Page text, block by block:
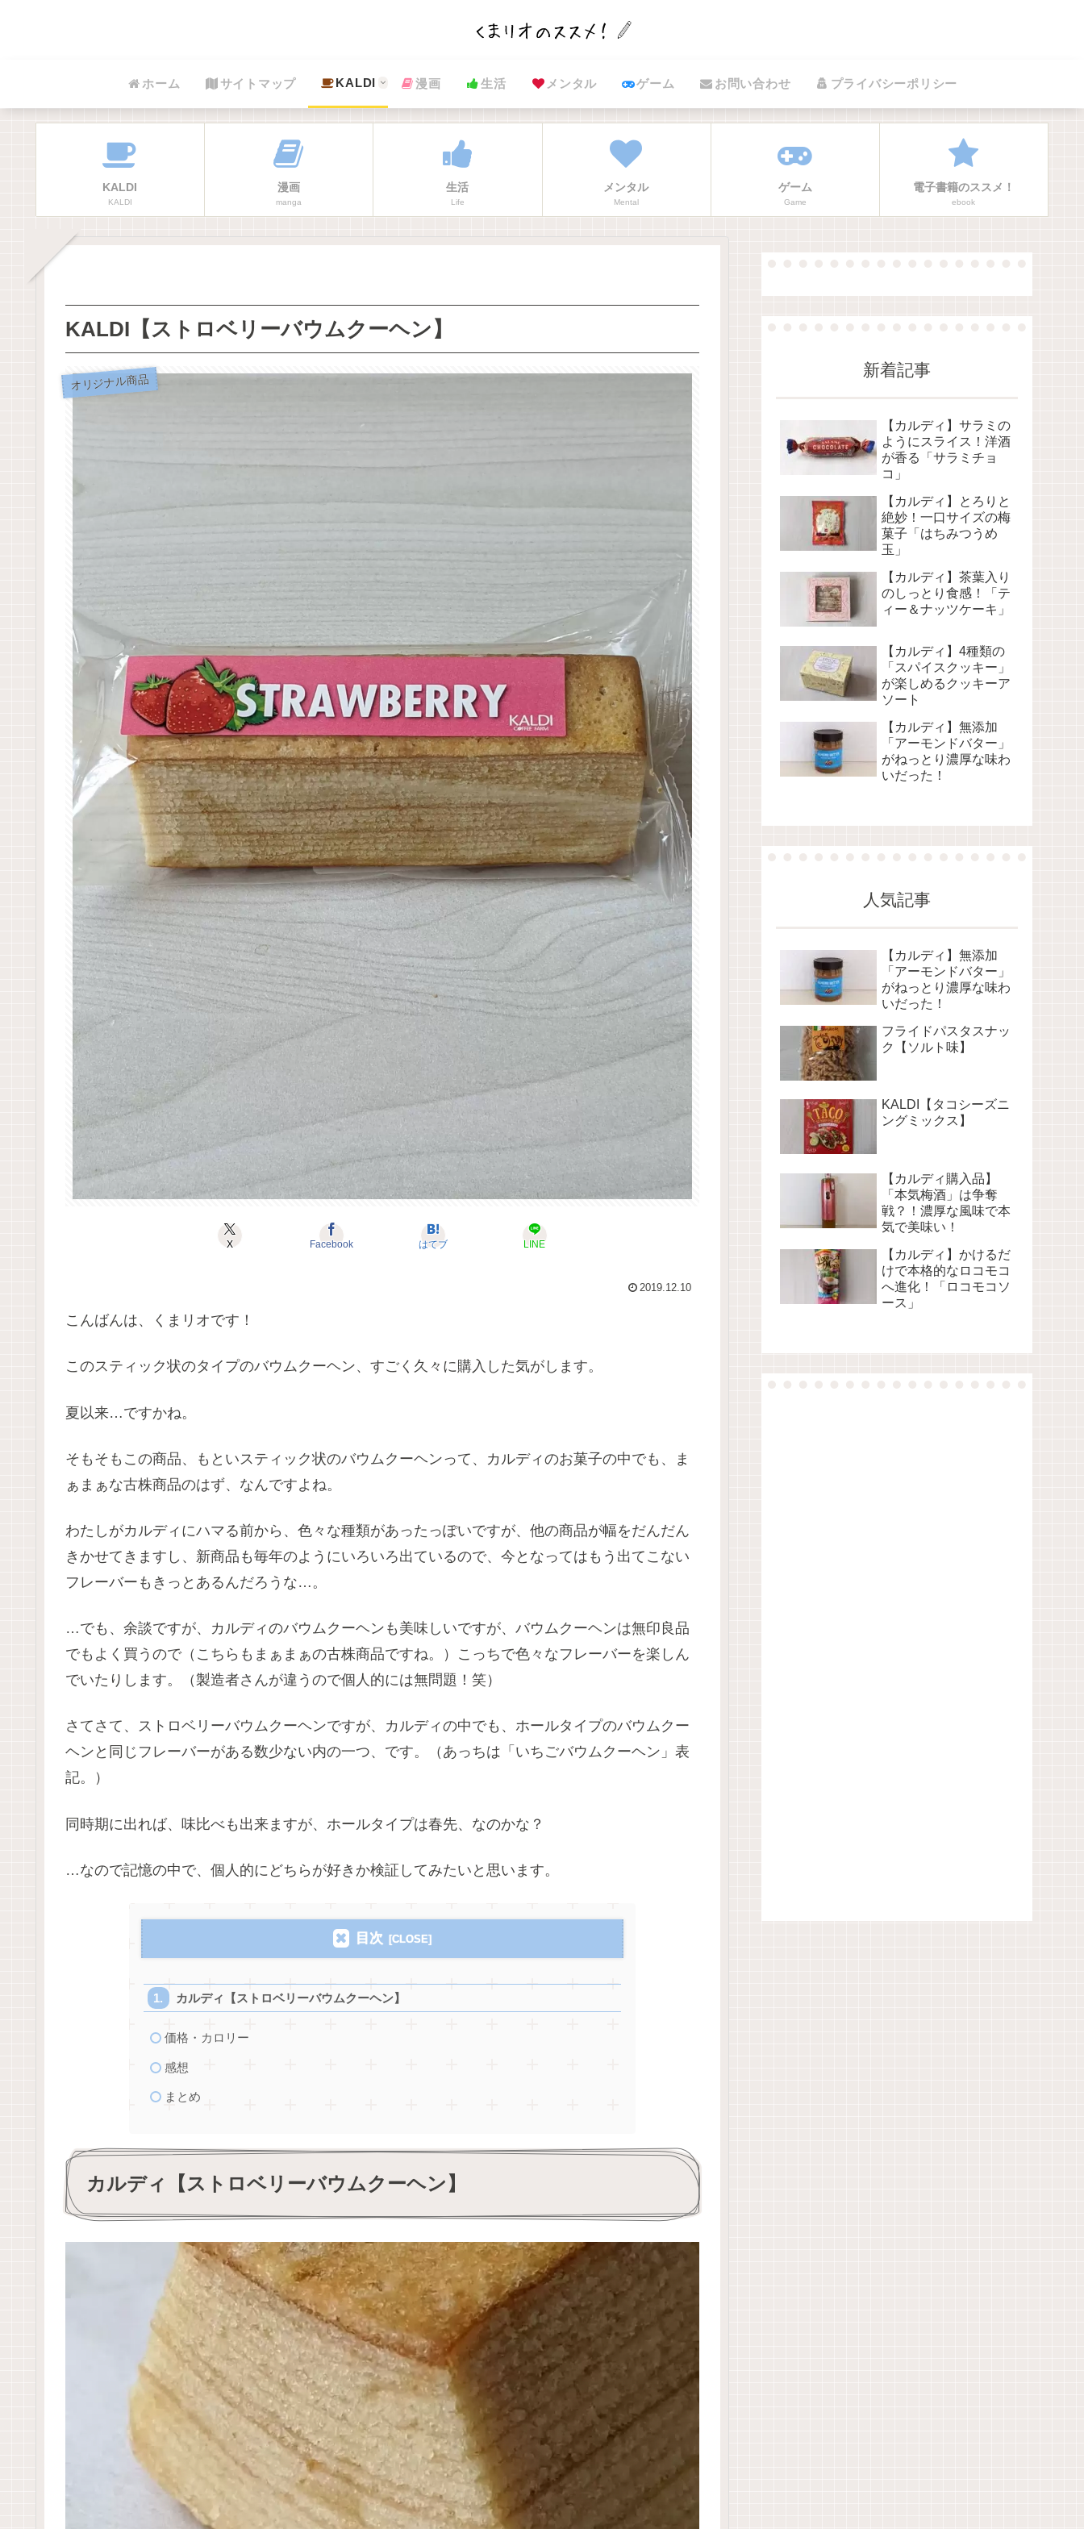
ホーム サイトマップ KALDI 漫画 生活 メンタル ゲーム お問い合わせ プライバシーポリシー
KALDI
KALDI
漫画
manga
生活
Life
メンタル
Mental
ゲーム
Game
電子書籍のススメ！
ebook
KALDI【ストロベリーバウムクーヘン】
オリジナル商品
X Facebook はてブ LINE
2019.12.10
こんばんは、くまリオです！
このスティック状のタイプのバウムクーヘン、すごく久々に購入した気がします。
夏以来…ですかね。
そもそもこの商品、もといスティック状のバウムクーヘンって、カルディのお菓子の中でも、ま
ぁまぁな古株商品のはず、なんですよね。
わたしがカルディにハマる前から、色々な種類があったっぽいですが、他の商品が幅をだんだん
きかせてきますし、新商品も毎年のようにいろいろ出ているので、今となってはもう出てこない
フレーバーもきっとあるんだろうな…。
…でも、余談ですが、カルディのバウムクーヘンも美味しいですが、バウムクーヘンは無印良品
でもよく買うので（こちらもまぁまぁの古株商品ですね。）こっちで色々なフレーバーを楽しん
でいたりします。（製造者さんが違うので個人的には無問題！笑）
さてさて、ストロベリーバウムクーヘンですが、カルディの中でも、ホールタイプのバウムクー
ヘンと同じフレーバーがある数少ない内の一つ、です。（あっちは「いちごバウムクーヘン」表
記。）
同時期に出れば、味比べも出来ますが、ホールタイプは春先、なのかな？
…なので記憶の中で、個人的にどちらが好きか検証してみたいと思います。
目次
カルディ【ストロベリーバウムクーヘン】
価格・カロリー
感想
まとめ
カルディ【ストロベリーバウムクーヘン】
新着記事
【カルディ】サラミの
ようにスライス！洋酒
が香る「サラミチョ
コ」
【カルディ】とろりと
絶妙！一口サイズの梅
菓子「はちみつうめ
玉」
【カルディ】茶葉入り
のしっとり食感！「テ
ィー＆ナッツケーキ」
【カルディ】4種類の
「スパイスクッキー」
が楽しめるクッキーア
ソート
【カルディ】無添加
「アーモンドバター」
がねっとり濃厚な味わ
いだった！
人気記事
【カルディ】無添加
「アーモンドバター」
がねっとり濃厚な味わ
いだった！
フライドパスタスナッ
ク【ソルト味】
KALDI【タコシーズニ
ングミックス】
【カルディ購入品】
「本気梅酒」は争奪
戦？！濃厚な風味で本
気で美味い！
【カルディ】かけるだ
けで本格的なロコモコ
へ進化！「ロコモコソ
ース」